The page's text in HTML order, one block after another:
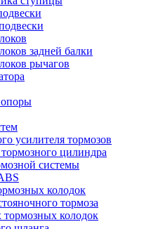
задней балки
рычагов
усилителя тормозов
цилиндра
системы
колодок
тормоза
тормозных колодок